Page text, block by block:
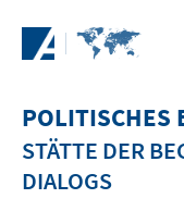
POLITISCHES
STÄTTE DER
DIALOGS